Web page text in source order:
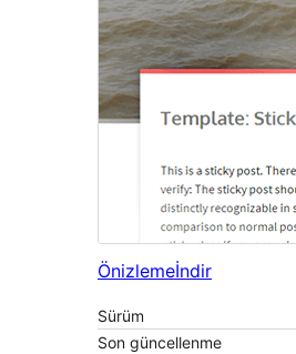
Önizlemeİndir
Sürüm
Son güncellenme